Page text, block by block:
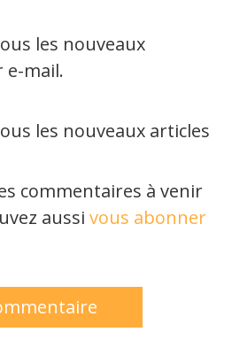
les nouveaux
e-mail.
les nouveaux articles
commentaires à venir
aussi vous abonner